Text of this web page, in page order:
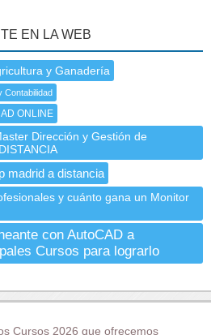
EN LA WEB
y Ganadería
Contabilidad
ONLINE
Dirección y Gestión de
madrid a distancia
y cuánto gana un Monitor
con AutoCAD a
Cursos para lograrlo
Cursos 2026 que ofrecemos